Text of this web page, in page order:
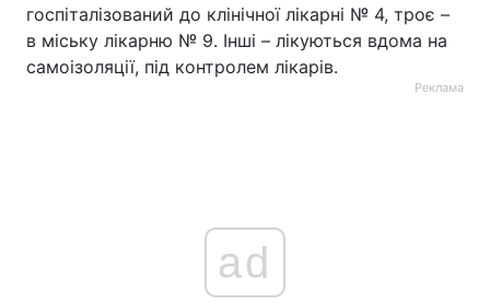
госпіталізований до клінічної лікарні № 4, троє –
в міську лікарню № 9. Інші – лікуються вдома на
самоізоляції, під контролем лікарів.
Реклама
ad